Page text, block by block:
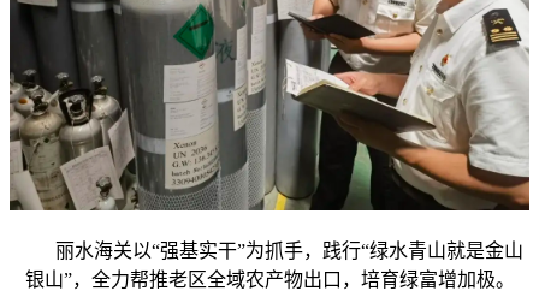
丽水海关以“强基实干”为抓手，践行“绿水青山就是金山
银山”，全力帮推老区全域农产物出口，培育绿富增加极。